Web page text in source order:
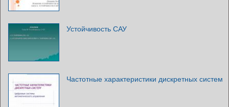
Устойчивость САУ
Частотные характеристики дискретных систем